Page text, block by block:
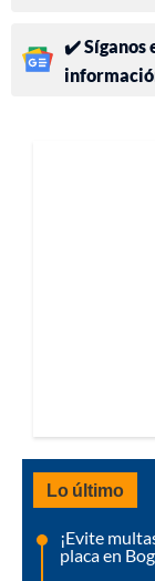
✔️ Síganos
Lo último
¡Evite
placa en